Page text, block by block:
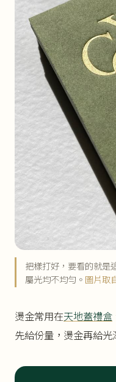
把樣打好，要看的就是
屬光均不均勻。 圖片取
燙金常用在天地蓋禮盒
先給份量，燙金再給